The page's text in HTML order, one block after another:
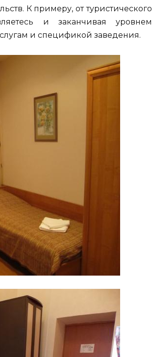
К примеру, от туристического
и заканчивая уровнем
и спецификой заведения.